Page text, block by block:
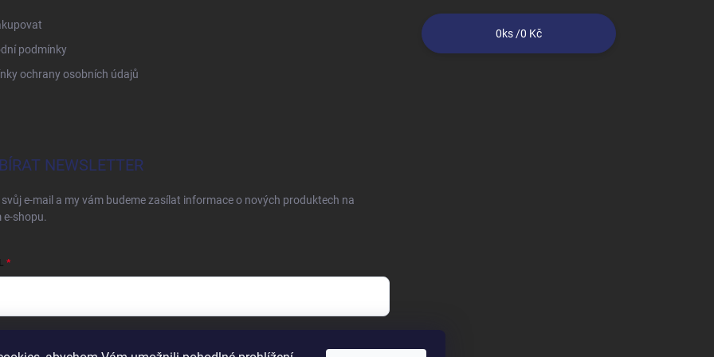
podmínky
ochrany osobních údajů
0ks /0 Kč
NEWSLETTER
e-mail a my vám budeme zasílat informace o nových produktech na
e-shopu.